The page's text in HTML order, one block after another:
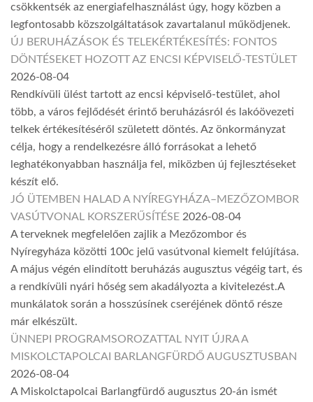
csökkentsék az energiafelhasználást úgy, hogy közben a
legfontosabb közszolgáltatások zavartalanul működjenek.
ÚJ BERUHÁZÁSOK ÉS TELEKÉRTÉKESÍTÉS: FONTOS
DÖNTÉSEKET HOZOTT AZ ENCSI KÉPVISELŐ-TESTÜLET
2026-08-04
Rendkívüli ülést tartott az encsi képviselő-testület, ahol
több, a város fejlődését érintő beruházásról és lakóövezeti
telkek értékesítéséről született döntés. Az önkormányzat
célja, hogy a rendelkezésre álló forrásokat a lehető
leghatékonyabban használja fel, miközben új fejlesztéseket
készít elő.
JÓ ÜTEMBEN HALAD A NYÍREGYHÁZA–MEZŐZOMBOR
VASÚTVONAL KORSZERŰSÍTÉSE 2026-08-04
A terveknek megfelelően zajlik a Mezőzombor és
Nyíregyháza közötti 100c jelű vasútvonal kiemelt felújítása.
A május végén elindított beruházás augusztus végéig tart, és
a rendkívüli nyári hőség sem akadályozta a kivitelezést.A
munkálatok során a hosszúsínek cseréjének döntő része
már elkészült.
ÜNNEPI PROGRAMSOROZATTAL NYIT ÚJRA A
MISKOLCTAPOLCAI BARLANGFÜRDŐ AUGUSZTUSBAN
2026-08-04
A Miskolctapolcai Barlangfürdő augusztus 20-án ismét